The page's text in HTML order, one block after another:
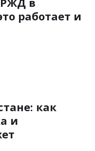
работает и
как
и